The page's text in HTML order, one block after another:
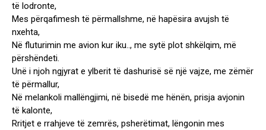
të lodronte,
Mes përqafimesh të përmallshme, në hapësira avujsh të
nxehta,
Në fluturimin me avion kur iku.., me sytë plot shkëlqim, më
përshëndeti.
Unë i njoh ngjyrat e ylberit të dashurisë së një vajze, me zëmër
të përmallur,
Në melankoli mallëngjimi, në bisedë me hënën, prisja avjonin
të kalonte,
Rritjet e rrahjeve të zemrës, psherëtimat, lëngonin mes